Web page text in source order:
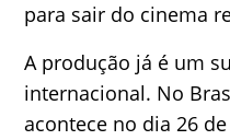
para sair do cinema
A produção já é um
internacional. No
acontece no dia 26